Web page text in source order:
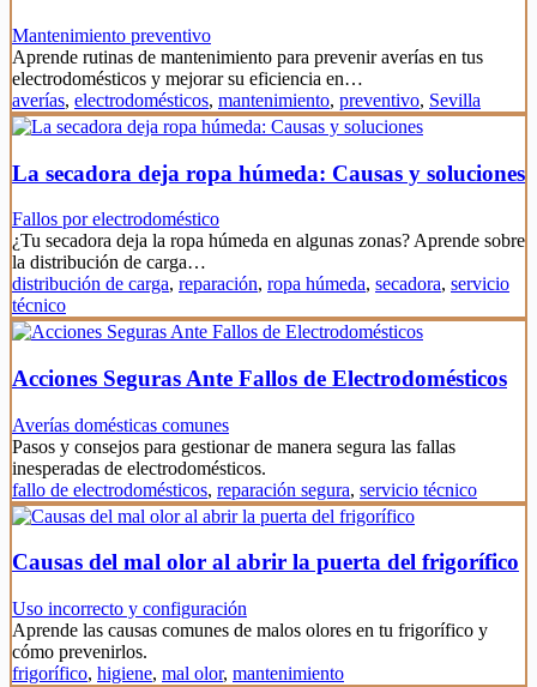
Mantenimiento preventivo
Aprende rutinas de mantenimiento para prevenir averías en tus
electrodomésticos y mejorar su eficiencia en…
averías, electrodomésticos, mantenimiento, preventivo, Sevilla
La secadora deja ropa húmeda: Causas y soluciones
Fallos por electrodoméstico
¿Tu secadora deja la ropa húmeda en algunas zonas? Aprende sobre
la distribución de carga…
distribución de carga, reparación, ropa húmeda, secadora, servicio
técnico
Acciones Seguras Ante Fallos de Electrodomésticos
Averías domésticas comunes
Pasos y consejos para gestionar de manera segura las fallas
inesperadas de electrodomésticos.
fallo de electrodomésticos, reparación segura, servicio técnico
Causas del mal olor al abrir la puerta del frigorífico
Uso incorrecto y configuración
Aprende las causas comunes de malos olores en tu frigorífico y
cómo prevenirlos.
frigorífico, higiene, mal olor, mantenimiento